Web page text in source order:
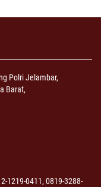
Polri Jelambar,
Barat,
1219-0411, 0819-3288-